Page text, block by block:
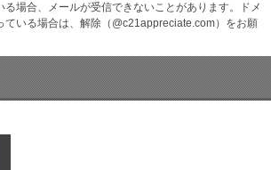
る場合、メールが受信できないことがあります。ドメ
ている場合は、解除（@c21appreciate.com）をお願